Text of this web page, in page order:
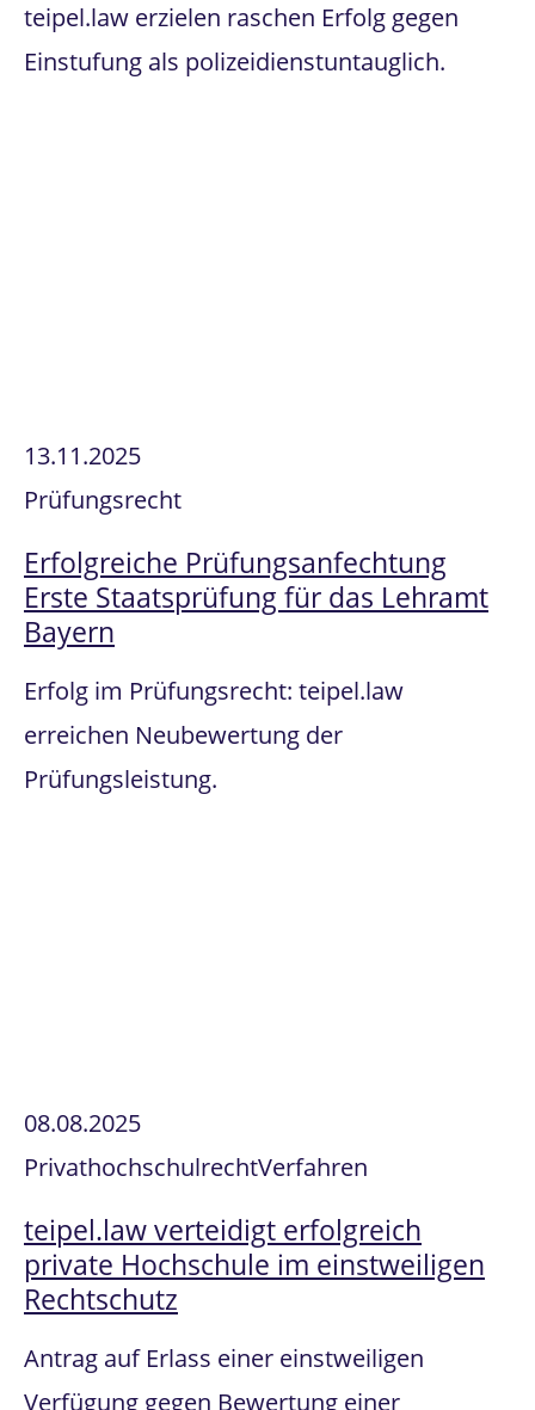
teipel.law erzielen raschen Erfolg gegen
Einstufung als polizeidienstuntauglich.
13.11.2025
Prüfungsrecht
Erfolgreiche Prüfungsanfechtung
Erste Staatsprüfung für das Lehramt
Bayern
Erfolg im Prüfungsrecht: teipel.law
erreichen Neubewertung der
Prüfungsleistung.
08.08.2025
PrivathochschulrechtVerfahren
teipel.law verteidigt erfolgreich
private Hochschule im einstweiligen
Rechtschutz
Antrag auf Erlass einer einstweiligen
Verfügung gegen Bewertung einer